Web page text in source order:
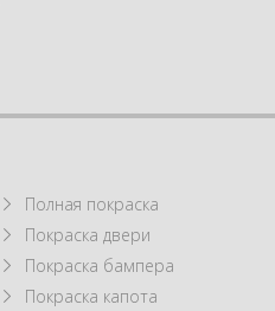
Полная покраска
Покраска двери
Покраска бампера
Покраска капота